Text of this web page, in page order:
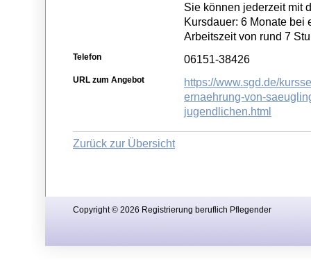
Sie können jederzeit mit
Kursdauer: 6 Monate bei
Arbeitszeit von rund 7
Telefon 06151-38426
URL zum Angebot
https://www.sgd.de/
ernaehrung-von-
jugendlichen.html
Zurück zur Übersicht
Copyright © 2026 Registrierung beruflich Pflegender